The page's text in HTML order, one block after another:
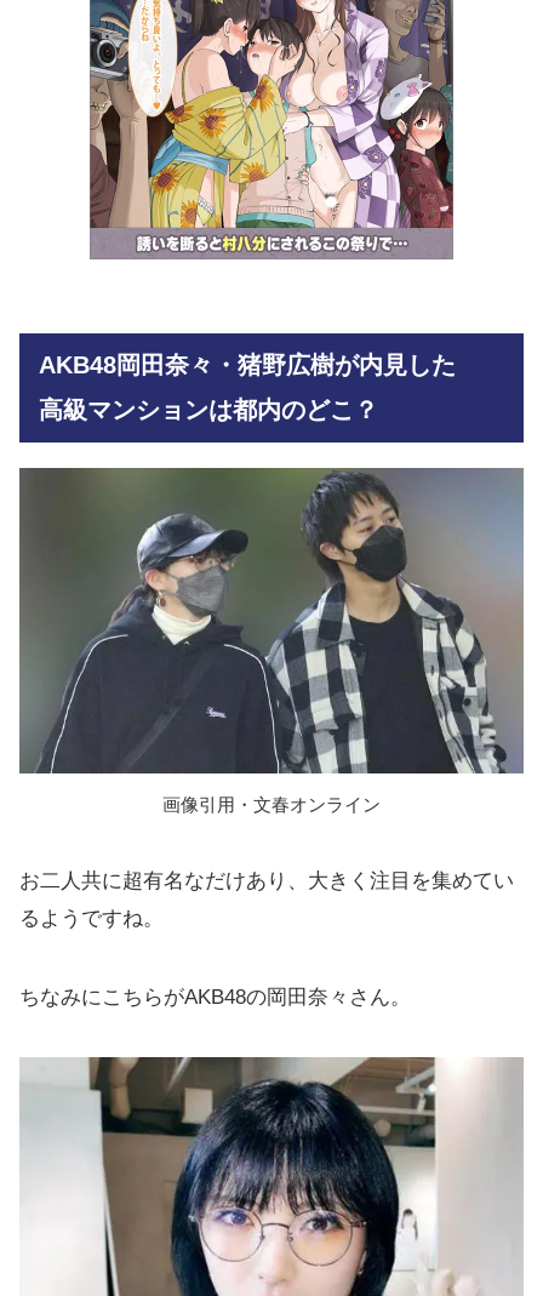
AKB48岡田奈々・猪野広樹が内見した
高級マンションは都内のどこ？
画像引用・文春オンライン
お二人共に超有名なだけあり、大きく注目を集めてい
るようですね。
ちなみにこちらがAKB48の岡田奈々さん。